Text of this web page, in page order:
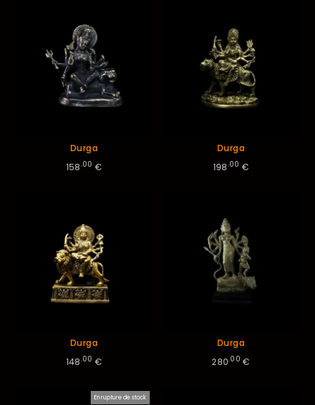
Durga
158.00 €
Durga
198.00 €
Durga
148.00 €
Durga
280.00 €
En rupture de stock